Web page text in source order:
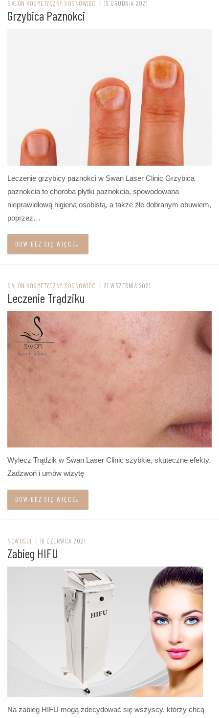
SALON KOSMETYCZNY SOSNOWIEC / 15 GRUDNIA 2021
Grzybica Paznokci
Leczenie grzybicy paznokci w Swan Laser Clinic Grzybica
paznokcia to choroba płytki paznokcia, spowodowana
nieprawidłową higieną osobistą, a także źle dobranym obuwiem,
poprzez…
DOWIEDZ SIĘ WIĘCEJ
SALON KOSMETYCZNY SOSNOWIEC / 21 WRZEŚNIA 2021
Leczenie Trądziku
Wylecz Trądzik w Swan Laser Clinic szybkie, skuteczne efekty.
Zadzwoń i umów wizytę
DOWIEDZ SIĘ WIĘCEJ
NOWOŚCI / 16 CZERWCA 2021
Zabieg HIFU
Na zabieg HIFU mogą zdecydować się wszyscy, którzy chcą